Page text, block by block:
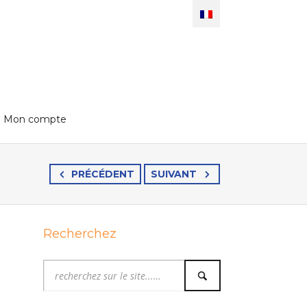
Mon compte
PRÉCÉDENT SUIVANT
Recherchez